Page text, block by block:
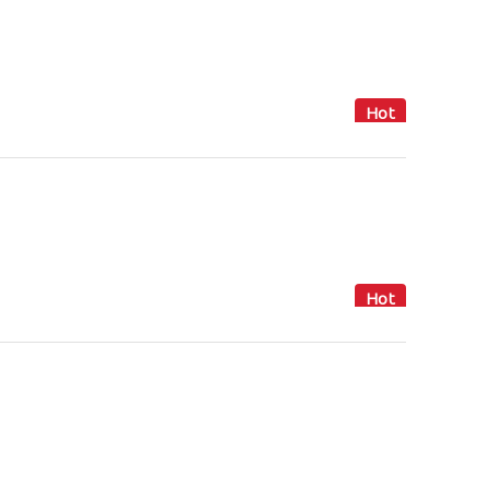
Hot
Hot